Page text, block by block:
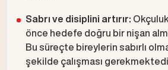
Sabrı ve disiplini artırır:
önce hedefe doğru bir nişan
Bu süreçte bireylerin sabırlı
şekilde çalışması